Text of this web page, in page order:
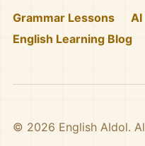
Grammar Lessons
AI
English Learning Blog
© 2026 English AIdol.